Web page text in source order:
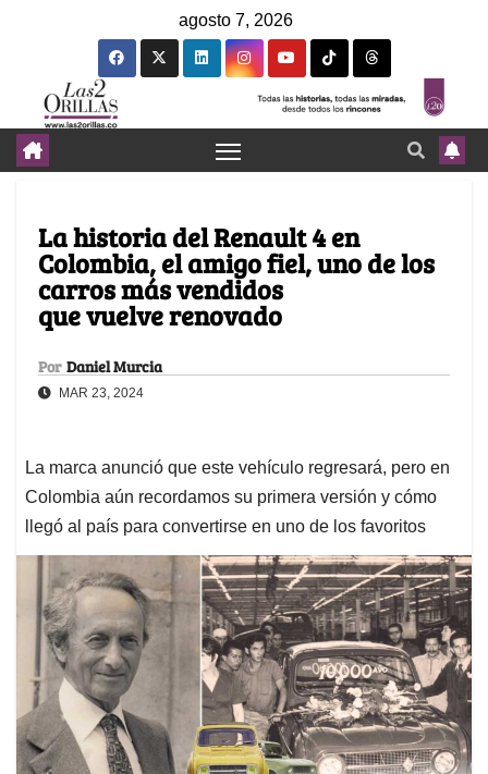
agosto 7, 2026
La historia del Renault 4 en
Colombia, el amigo fiel, uno de los
carros más vendidos
que vuelve renovado
Por Daniel Murcia
MAR 23, 2024
La marca anunció que este vehículo regresará, pero en
Colombia aún recordamos su primera versión y cómo
llegó al país para convertirse en uno de los favoritos